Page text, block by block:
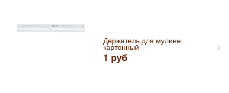
Держатель для мулине
картонный
1 руб